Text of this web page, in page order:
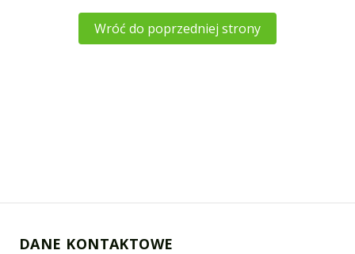
Wróć do poprzedniej strony
DANE KONTAKTOWE